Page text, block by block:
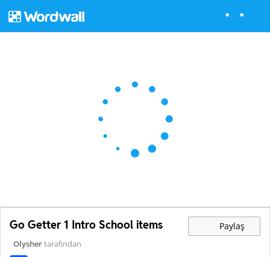
Go Getter 1 Intro School items Paylaş
Olyshertarafından